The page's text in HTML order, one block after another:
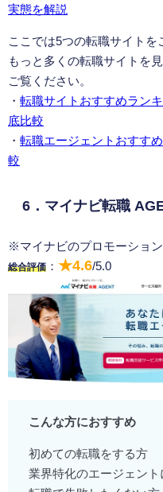
実態を解説
ここでは5つの転職サイトを
もっと多くの転職サイトを
ご覧ください。
・ 転職サイトおすすめラン
底比較
・ 転職エージェントおすす
較
6．マイナビ転職
※マイナビのプロモーション
総合評価 ： ★4.6/5.0
こんな方におすすめ
初めての転職をする方
業界特化のエージェン